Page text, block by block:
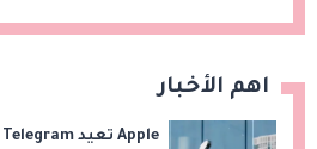
اهم الأخبار